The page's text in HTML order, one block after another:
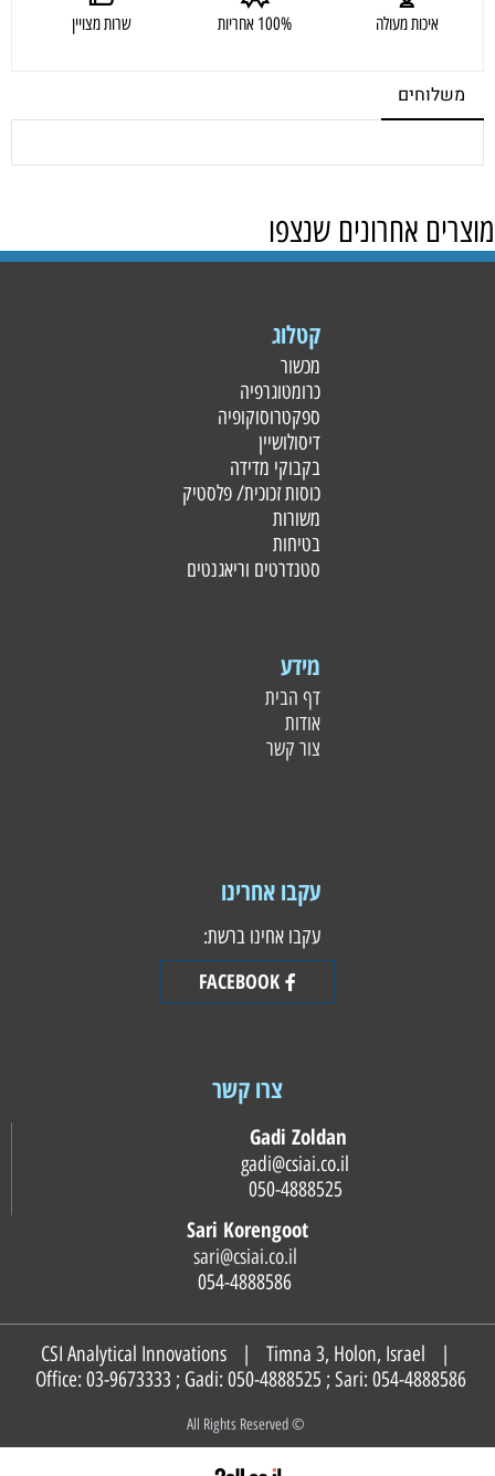
איכות מעולה 100% אחריות שרות מצויין
משלוחים
מוצרים אחרונים שנצפו
קטלוג
מכשור
כרומטוגרפיה
ספקטרוסוקופיה
דיסולושיין
בקבוקי מדידה
כוסות זכוכית/ פלסטיק
משורות
בטיחות
סטנדרטים וריאגנטים
מידע
דף הבית
אודות
צור קשר
עקבו אחרינו
עקבו אחינו ברשת:
FACEBOOK
צרו קשר
Gadi Zoldan
Sari Korengoot
sari@csiai.co.il
CSI Analytical Innovations | Timna 3, Holon, Israel |
Office: 03-9673333 ; Gadi: 050-4888525 ; Sari: 054-4888586
© All Rights Reserved